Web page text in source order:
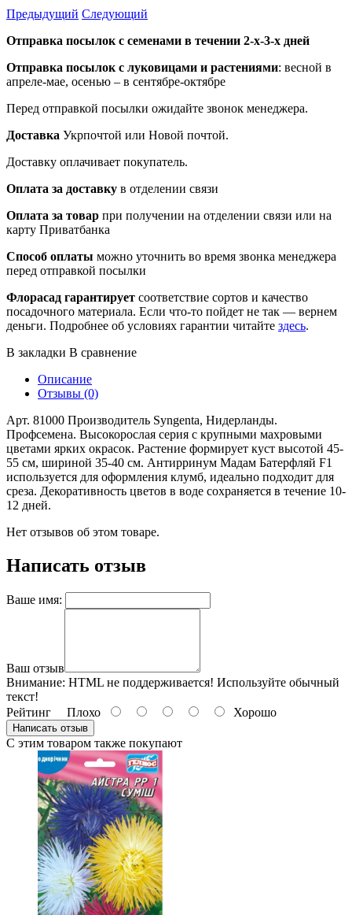
Предыдущий Следующий
Отправка посылок с семенами в течении 2-х-3-х дней
Отправка посылок с луковицами и растениями: весной в
апреле-мае, осенью – в сентябре-октябре
Перед отправкой посылки ожидайте звонок менеджера.
Доставка Укрпочтой или Новой почтой.
Доставку оплачивает покупатель.
Оплата за доставку в отделении связи
Оплата за товар при получении на отделении связи или на
карту Приватбанка
Способ оплаты можно уточнить во время звонка менеджера
перед отправкой посылки
Флорасад гарантирует соответствие сортов и качество
посадочного материала. Если что-то пойдет не так — вернем
деньги. Подробнее об условиях гарантии читайте здесь.
В закладки В сравнение
Описание
Отзывы (0)
Арт. 81000 Производитель Syngenta, Нидерланды.
Профсемена. Высокорослая серия с крупными махровыми
цветами ярких окрасок. Растение формирует куст высотой 45-
55 см, шириной 35-40 см. Антирринум Мадам Батерфляй F1
используется для оформления клумб, идеально подходит для
среза. Декоративность цветов в воде сохраняется в течение 10-
12 дней.
Нет отзывов об этом товаре.
Написать отзыв
Ваше имя:
Ваш отзыв
Внимание: HTML не поддерживается! Используйте обычный
текст!
Рейтинг Плохо Хорошо
Написать отзыв
С этим товаром также покупают